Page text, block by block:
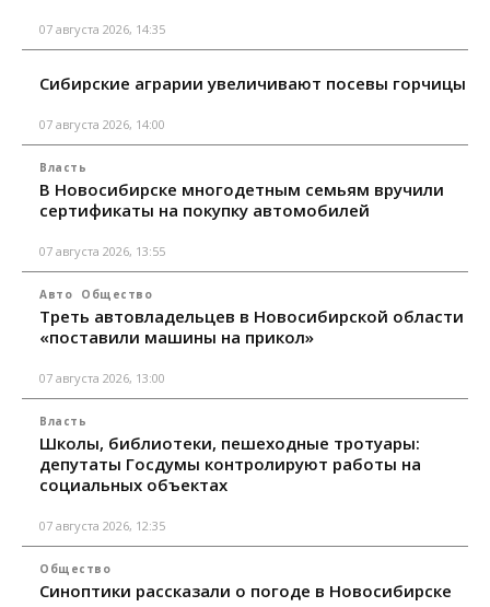
07 августа 2026, 14:35
Сибирские аграрии увеличивают посевы горчицы
07 августа 2026, 14:00
Власть
В Новосибирске многодетным семьям вручили
сертификаты на покупку автомобилей
07 августа 2026, 13:55
Авто Общество
Треть автовладельцев в Новосибирской области
«поставили машины на прикол»
07 августа 2026, 13:00
Власть
Школы, библиотеки, пешеходные тротуары:
депутаты Госдумы контролируют работы на
социальных объектах
07 августа 2026, 12:35
Общество
Синоптики рассказали о погоде в Новосибирске